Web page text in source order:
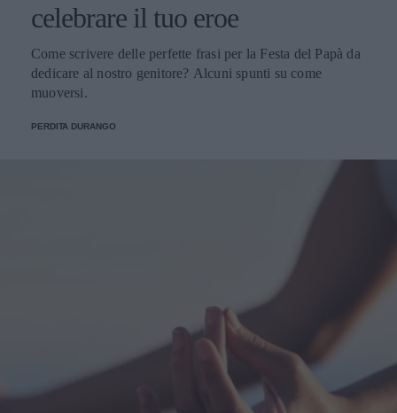
celebrare il tuo eroe
Come scrivere delle perfette frasi per la Festa del Papà da
dedicare al nostro genitore? Alcuni spunti su come
muoversi.
PERDITA DURANGO